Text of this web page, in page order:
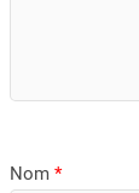
Nom*